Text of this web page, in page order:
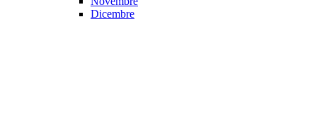
Dicembre